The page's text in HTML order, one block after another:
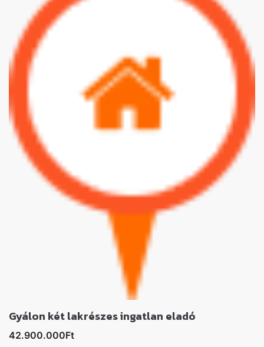
Gyálon két lakrészes ingatlan eladó
42.900.000Ft